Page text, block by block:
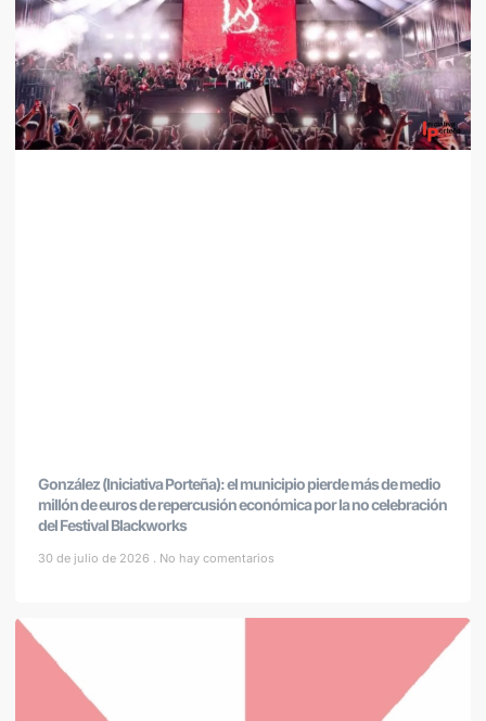
González (Iniciativa Porteña): el municipio pierde más de medio
millón de euros de repercusión económica por la no celebración
del Festival Blackworks
30 de julio de 2026 No hay comentarios